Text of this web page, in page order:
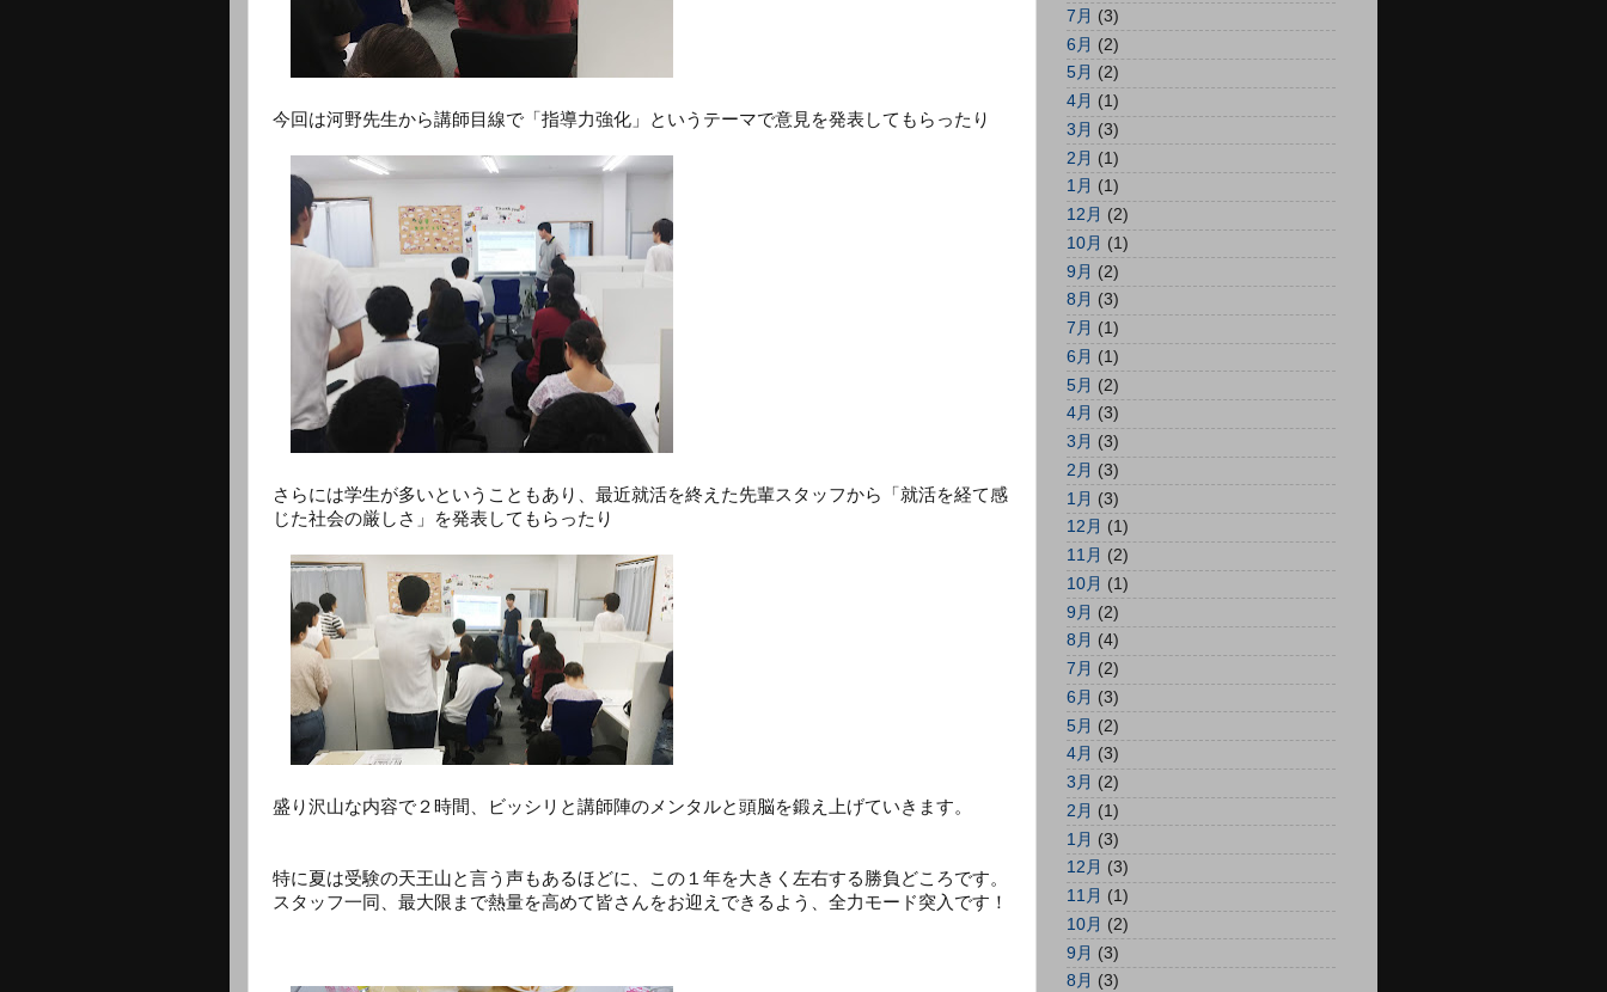
今回は河野先生から講師目線で「指導力強化」というテーマで意見を発表してもらったり
さらには学生が多いということもあり、最近就活を終えた先輩スタッフから「就活を経て感
じた社会の厳しさ」を発表してもらったり
盛り沢山な内容で２時間、ビッシリと講師陣のメンタルと頭脳を鍛え上げていきます。
特に夏は受験の天王山と言う声もあるほどに、この１年を大きく左右する勝負どころです。
スタッフ一同、最大限まで熱量を高めて皆さんをお迎えできるよう、全力モード突入です！
7月 (3)
6月 (2)
5月 (2)
4月 (1)
3月 (3)
2月 (1)
1月 (1)
12月 (2)
10月 (1)
9月 (2)
8月 (3)
7月 (1)
6月 (1)
5月 (2)
4月 (3)
3月 (3)
2月 (3)
1月 (3)
12月 (1)
11月 (2)
10月 (1)
9月 (2)
8月 (4)
7月 (2)
6月 (3)
5月 (2)
4月 (3)
3月 (2)
2月 (1)
1月 (3)
12月 (3)
11月 (1)
10月 (2)
9月 (3)
8月 (3)